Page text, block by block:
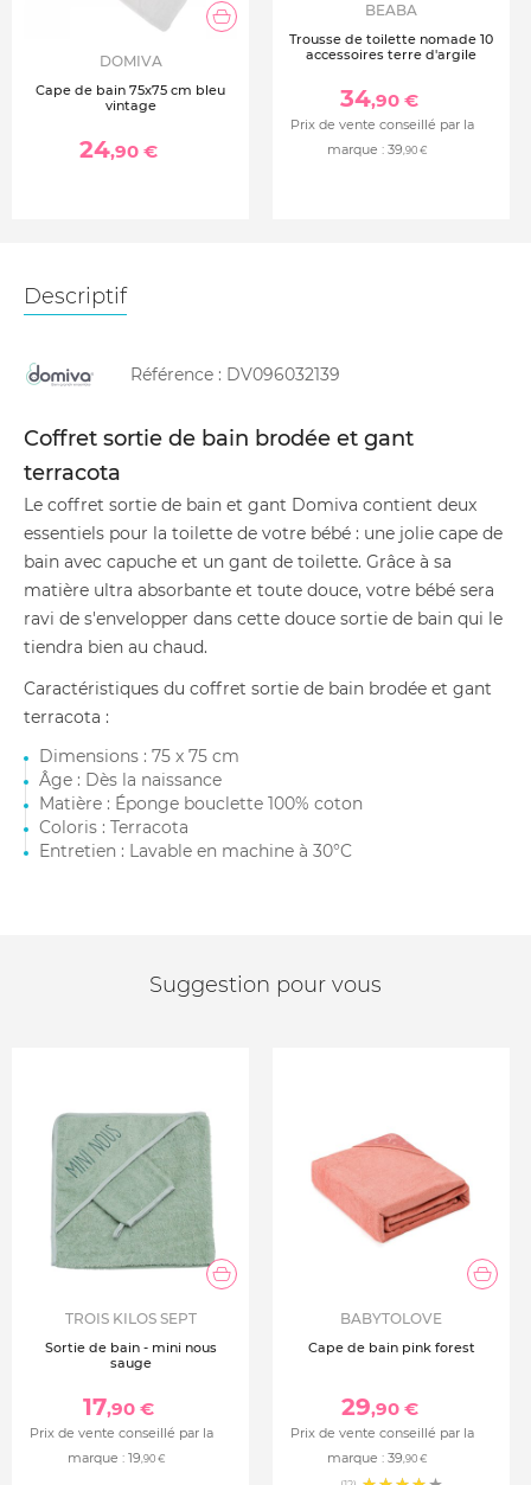
DOMIVA
Cape de bain 75x75 cm bleu
vintage
24,90 €
BEABA
Trousse de toilette nomade 10
accessoires terre d'argile
34,90 €
Prix de vente conseillé par la
marque : 39,90 €
Descriptif
Référence : DV096032139
Coffret sortie de bain brodée et gant
terracota
Le coffret sortie de bain et gant Domiva contient deux
essentiels pour la toilette de votre bébé : une jolie cape de
bain avec capuche et un gant de toilette. Grâce à sa
matière ultra absorbante et toute douce, votre bébé sera
ravi de s'envelopper dans cette douce sortie de bain qui le
tiendra bien au chaud.
Caractéristiques du coffret sortie de bain brodée et gant
terracota :
Dimensions : 75 x 75 cm
Âge : Dès la naissance
Matière : Éponge bouclette 100% coton
Coloris : Terracota
Entretien : Lavable en machine à 30°C
Suggestion pour vous
TROIS KILOS SEPT
Sortie de bain - mini nous
sauge
17,90 €
Prix de vente conseillé par la
marque : 19,90 €
BABYTOLOVE
Cape de bain pink forest
29,90 €
Prix de vente conseillé par la
marque : 39,90 €